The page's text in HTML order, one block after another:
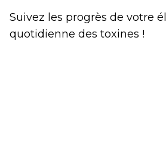
Suivez les progrès de votre
quotidienne des toxines !